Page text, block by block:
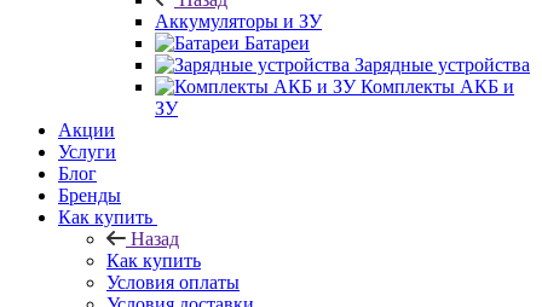
Аккумуляторы и ЗУ
Батареи
Зарядные устройства
Комплекты АКБ и
ЗУ
Акции
Услуги
Блог
Бренды
Как купить
Назад
Как купить
Условия оплаты